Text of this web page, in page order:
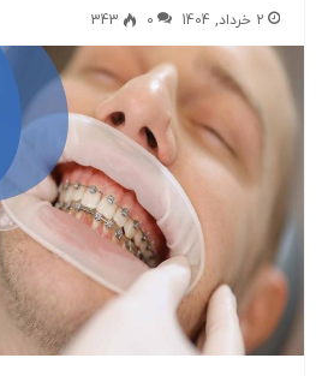
2 خرداد, 1404 0
343